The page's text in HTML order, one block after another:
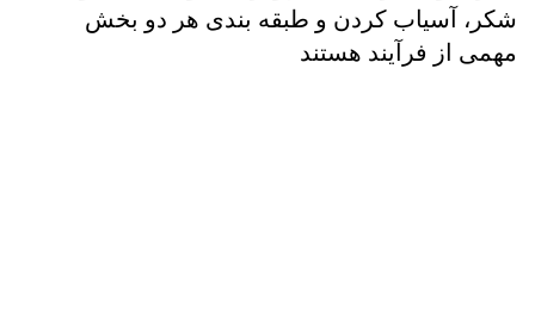
شکر، آسیاب کردن و طبقه بندی هر دو بخش
مهمی از فرآیند هستند